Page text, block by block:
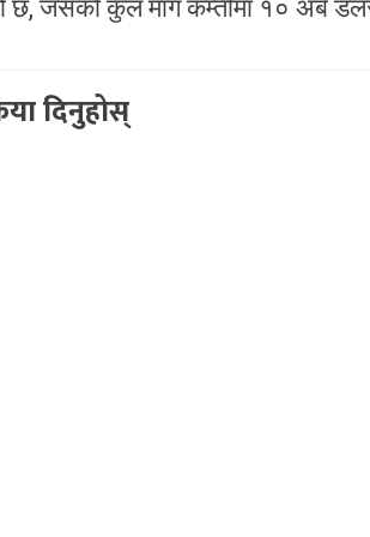
छ, जसको कुल माग कम्तीमा १० अर्ब
दिनुहोस्